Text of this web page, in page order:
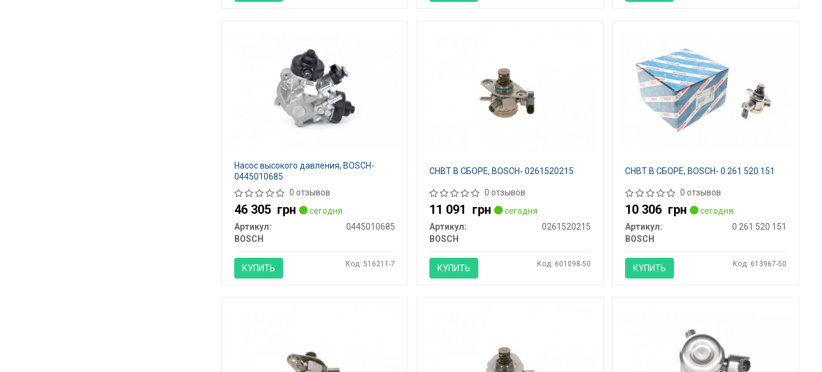
Насос высокого давления, BOSCH-
0445010685
0 отзывов
46 305 грн
сегодня
Артикул:
0445010685
BOSCH
КУПИТЬ Код: 516211-7
СНВТ В СБОРЕ, BOSCH- 0261520215
0 отзывов
11 091 грн
сегодня
Артикул:
0261520215
BOSCH
КУПИТЬ Код: 601098-50
СНВТ В СБОРЕ, BOSCH- 0 261 520 151
0 отзывов
10 306 грн
сегодня
Артикул:
0 261 520 151
BOSCH
КУПИТЬ Код: 613967-50